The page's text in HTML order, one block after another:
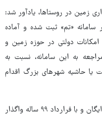
زمین در روستاها، یادآور شد:
زمین در سامانه «تم» ثبت شده و آماده
دولتی در حوزه زمین و
به این سامانه، نسبت به
یا حاشیه شهرهای بزرگ اقدام
وی تصریح کرد: این زمین‌ها به‌صورت رایگان و با قرارداد ۹۹ ساله واگذار